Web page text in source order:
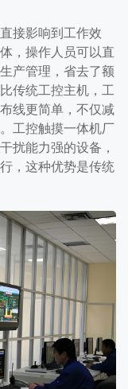
接影响到工作效
，操作人员可以直
产管理，省去了额
传统工控主机，工
线更简单，不仅减
工控触摸一体机厂
扰能力强的设备，
，这种优势是传统